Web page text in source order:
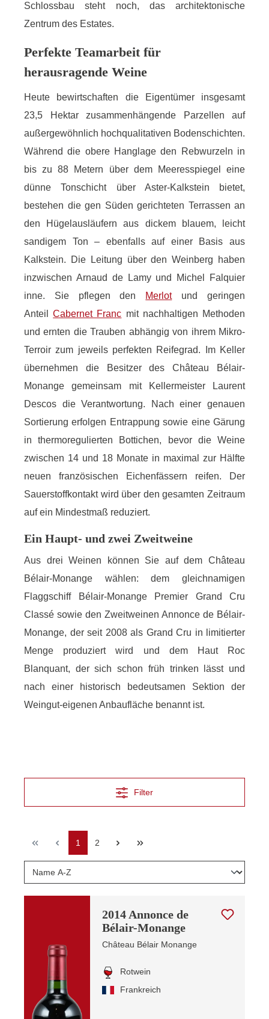
Schlossbau steht noch, das architektonische
Zentrum des Estates.
Perfekte Teamarbeit für
herausragende Weine
Heute bewirtschaften die Eigentümer insgesamt
23,5 Hektar zusammenhängende Parzellen auf
außergewöhnlich hochqualitativen Bodenschichten.
Während die obere Hanglage den Rebwurzeln in
bis zu 88 Metern über dem Meeresspiegel eine
dünne Tonschicht über Aster-Kalkstein bietet,
bestehen die gen Süden gerichteten Terrassen an
den Hügelausläufern aus dickem blauem, leicht
sandigem Ton – ebenfalls auf einer Basis aus
Kalkstein. Die Leitung über den Weinberg haben
inzwischen Arnaud de Lamy und Michel Falquier
inne. Sie pflegen den Merlotund geringen
AnteilCabernet Franc mit nachhaltigen Methoden
und ernten die Trauben abhängig von ihrem Mikro-
Terroir zum jeweils perfekten Reifegrad. Im Keller
übernehmen die Besitzer des Château Bélair-
Monange gemeinsam mit Kellermeister Laurent
Descos die Verantwortung. Nach einer genauen
Sortierung erfolgen Entrappung sowie eine Gärung
in thermoregulierten Bottichen, bevor die Weine
zwischen 14 und 18 Monate in maximal zur Hälfte
neuen französischen Eichenfässern reifen. Der
Sauerstoffkontakt wird über den gesamten Zeitraum
auf ein Mindestmaß reduziert.
Ein Haupt- und zwei Zweitweine
Aus drei Weinen können Sie auf dem Château
Bélair-Monange wählen: dem gleichnamigen
Flaggschiff Bélair-Monange Premier Grand Cru
Classé sowie den Zweitweinen Annonce de Bélair-
Monange, der seit 2008 als Grand Cru in limitierter
Menge produziert wird und dem Haut Roc
Blanquant, der sich schon früh trinken lässt und
nach einer historisch bedeutsamen Sektion der
Weingut-eigenen Anbaufläche benannt ist.
Filter
Seite
1 Seite
2
2014 Annonce de
Bélair-Monange
Château Bélair Monange
Rotwein
Frankreich